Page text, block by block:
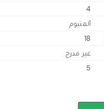
4
ألمنيوم
18
غير مدرج
5